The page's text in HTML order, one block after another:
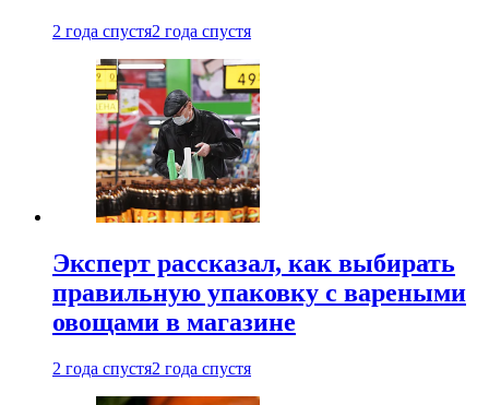
2 года спустя2 года спустя
Эксперт рассказал, как выбирать
правильную упаковку с вареными
овощами в магазине
2 года спустя2 года спустя